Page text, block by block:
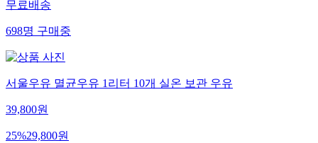
무료배송
698명구매중
서울우유 멸균우유 1리터 10개 실온 보관 우유
39,800원
25%29,800원